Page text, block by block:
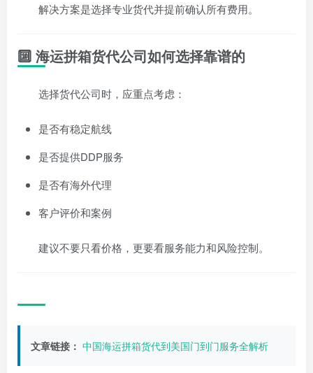
解决方案是选择专业货代并提前确认所有费用。
🔟 海运拼箱货代公司如何选择靠谱的
选择货代公司时，应重点考虑：
是否有稳定航线
是否提供DDP服务
是否有海外代理
客户评价和案例
建议不要只看价格，更要看服务能力和风险控制。
文章链接： 中国海运拼箱货代到美国门到门服务全解析